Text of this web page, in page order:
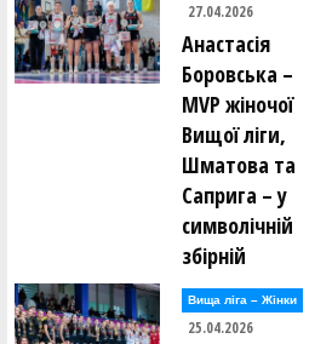
27.04.2026
Анастасія
Боровська –
MVP жіночої
Вищої ліги,
Шматова та
Саприга – у
символічній
збірній
Вища лiга – Жiнки
25.04.2026